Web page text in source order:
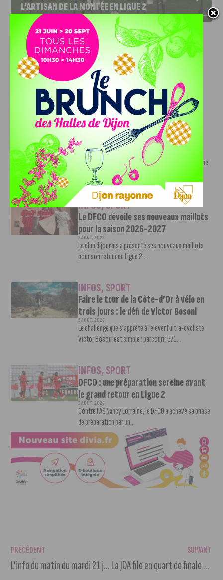
L’ARTISAN DE LA MONTÉE EN LIGUE 2
INFOS,SPORT
DFCO : Rencontre avec Pierre-Henri
Deballon, l’artisan de la montée en
Ligue 2
7 AOÛT, 2026
Le DFCO est de retour en Ligue 2 après trois ans
d’absence. La saison...
INFOS,SPORT
Nouvelle arrivée à la JDA Basket,
Shevon Thompson est dijonnais
7 AOÛT, 2026
Le mercato estival de la JDA n’est pas encore terminé.
Une nouvelle recrue vient...
INFOS,SPORT
Le DFCO dévoile ses nouveaux maillots
pour la saison 2026-2027
6 AOÛT, 2026
Le club dijonnais a présenté ses nouveaux maillots
pour son retour en Ligue 2....
INFOS,SPORT
Faire le tour de la Côte-d’Or à vélo en
trois jours : le défi de Victor Bosoni
5 AOÛT, 2026
Le challenge que s’apprête à relever l’ultra-cycliste
Victor Bosoni est simple : parcourir 571...
INFOS,SPORT
DFCO : une préparation sereine avant
le grand retour en Ligue 2
3 AOÛT, 2026
Contre l’AS Nancy Lorraine, le DFCO a achevé sa phase
de préparation par un...
PRÉCÉDENT
L’info du matin du mardi 21 janvier 2025
SUIVANT
La JDA file en quart de finale de la coupe de France